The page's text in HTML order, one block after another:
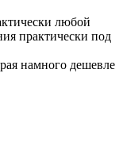
любой
практически под
намного дешевле